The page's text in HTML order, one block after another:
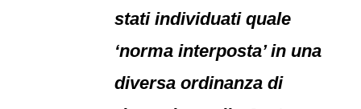
stati individuati quale
‘norma interposta’ in una
diversa ordinanza di